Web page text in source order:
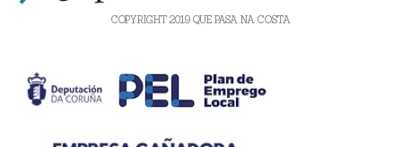
COPYRIGHT 2019 QUE PASA NA COSTA